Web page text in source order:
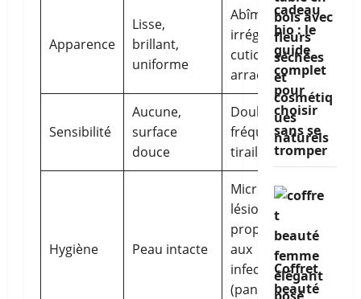
Apparence
Lisse,
brillant,
uniforme
Abîmé,
irrégulier,
cuticules
arrachées
Sensibilité
Aucune,
surface
douce
Douleurs
fréquentes,
tiraillements
Hygiène Peau intacte
Micro-
lésions
propices
aux
infections
(panaris,
cadeau
bio : le
guide
complet
pour
choisir
sans se
tromper
Coffret
beauté